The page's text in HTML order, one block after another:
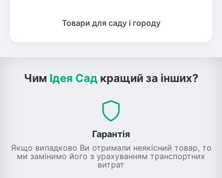
Товари для саду і городу
Чим Ідея Сад кращий за інших?
Гарантія
Якщо випадково Ви отримали неякісний товар, то
ми замінимо його з урахуванням транспортних
витрат